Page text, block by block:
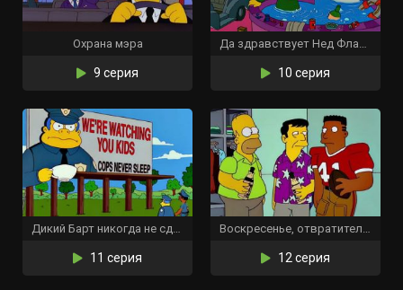
Охрана мэра
9 серия
Да здравствует Нед Фландерс
10 серия
Дикий Барт никогда не сдаётся
11 серия
Воскресенье, отвратительное воскресенье
12 серия